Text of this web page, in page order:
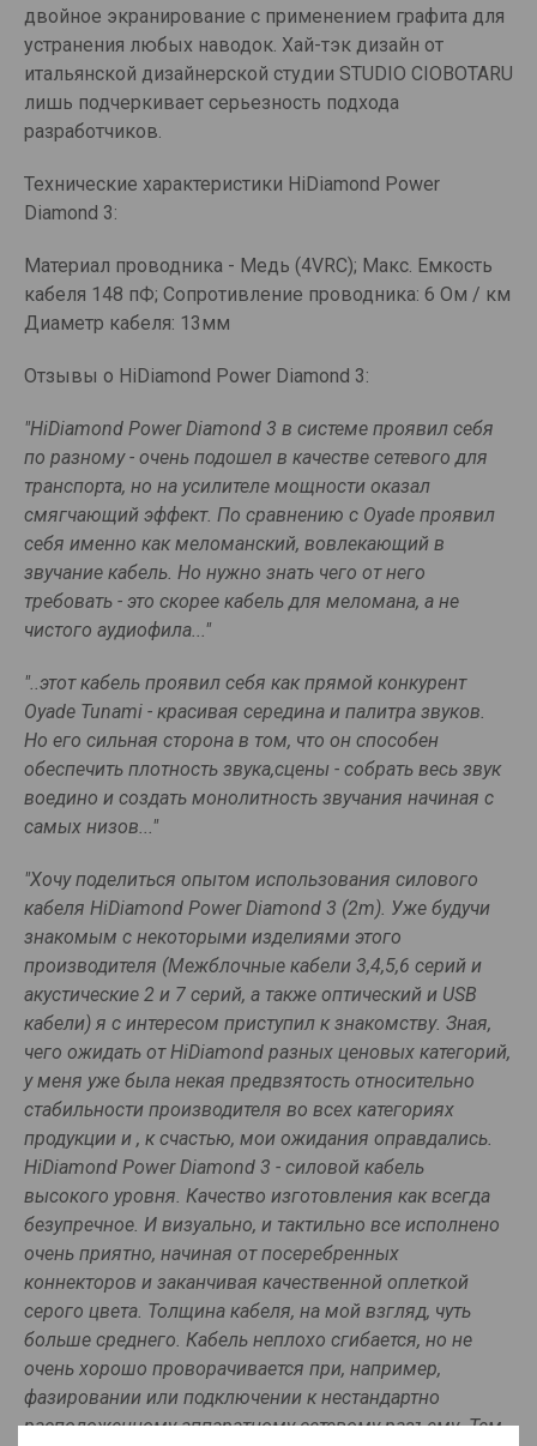
двойное экранирование с применением графита для
устранения любых наводок. Хай-тэк дизайн от
итальянской дизайнерской студии STUDIO CIOBOTARU
лишь подчеркивает серьезность подхода
разработчиков.
Технические характеристики HiDiamond Power
Diamond 3:
Материал проводника - Медь (4VRC); Макс. Емкость
кабеля 148 пФ; Сопротивление проводника: 6 Ом / км
Диаметр кабеля: 13мм
Отзывы о HiDiamond Power Diamond 3:
"HiDiamond Power Diamond 3 в системе проявил себя
по разному - очень подошел в качестве сетевого для
транспорта, но на усилителе мощности оказал
смягчающий эффект. По сравнению с Oyade проявил
себя именно как меломанский, вовлекающий в
звучание кабель. Но нужно знать чего от него
требовать - это скорее кабель для меломана, а не
чистого аудиофила..."
"..этот кабель проявил себя как прямой конкурент
Oyade Tunami - красивая середина и палитра звуков.
Но его сильная сторона в том, что он способен
обеспечить плотность звука,сцены - собрать весь звук
воедино и создать монолитность звучания начиная с
самых низов..."
"Хочу поделиться опытом использования силового
кабеля HiDiamond Power Diamond 3 (2m). Уже будучи
знакомым с некоторыми изделиями этого
производителя (Межблочные кабели 3,4,5,6 серий и
акустические 2 и 7 серий, а также оптический и USB
кабели) я с интересом приступил к знакомству. Зная,
чего ожидать от HiDiamond разных ценовых категорий,
у меня уже была некая предвзятость относительно
стабильности производителя во всех категориях
продукции и , к счастью, мои ожидания оправдались.
HiDiamond Power Diamond 3 - силовой кабель
высокого уровня. Качество изготовления как всегда
безупречное. И визуально, и тактильно все исполнено
очень приятно, начиная от посеребренных
коннекторов и заканчивая качественной оплеткой
серого цвета. Толщина кабеля, на мой взгляд, чуть
больше среднего. Кабель неплохо сгибается, но не
очень хорошо проворачивается при, например,
фазировании или подключении к нестандартно
расположенному аппаратному сетевому разъему. Тем